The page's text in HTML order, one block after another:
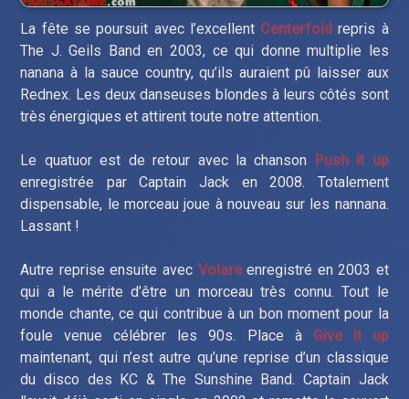
La fête se poursuit avec l’excellent Centerfold repris à
The J. Geils Band en 2003, ce qui donne multiplie les
nanana à la sauce country, qu’ils auraient pû laisser aux
Rednex. Les deux danseuses blondes à leurs côtés sont
très énergiques et attirent toute notre attention.
Le quatuor est de retour avec la chanson
Push it up
enregistrée par Captain Jack en 2008. Totalement
dispensable, le morceau joue à nouveau sur les nannana.
Lassant !
Autre reprise ensuite avec Volareenregistré en 2003 et
qui a le mérite d’être un morceau très connu. Tout le
monde chante, ce qui contribue à un bon moment pour la
foule venue célébrer les 90s. Place à Give it up
maintenant, qui n’est autre qu’une reprise d’un classique
du disco des KC & The Sunshine Band. Captain Jack